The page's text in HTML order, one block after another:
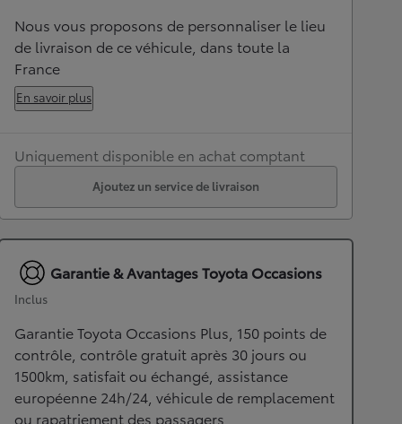
Nous vous proposons de personnaliser le lieu
de livraison de ce véhicule, dans toute la
France
En savoir plus
Uniquement disponible en achat comptant
Ajoutez un service de livraison
Garantie & Avantages Toyota Occasions
Inclus
Garantie Toyota Occasions Plus, 150 points de
contrôle, contrôle gratuit après 30 jours ou
1500km, satisfait ou échangé, assistance
européenne 24h/24, véhicule de remplacement
ou rapatriement des passagers